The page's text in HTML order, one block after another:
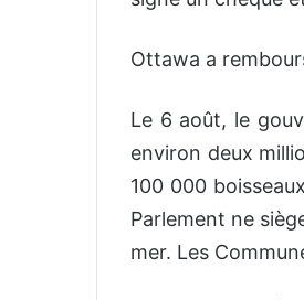
Ottawa a
Le 6 août, le
environ deux
100 000
Parlement ne
mer. Les